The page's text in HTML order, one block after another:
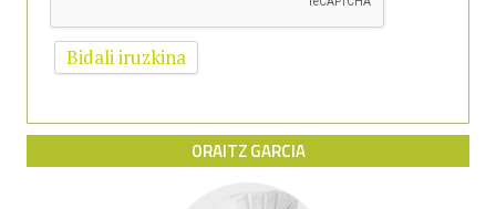
ORAITZ GARCIA